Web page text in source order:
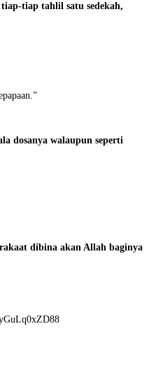
tiap tahlil satu sedekah,
dosanya walaupun seperti
dibina akan Allah baginya